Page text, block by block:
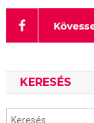
KERESÉS